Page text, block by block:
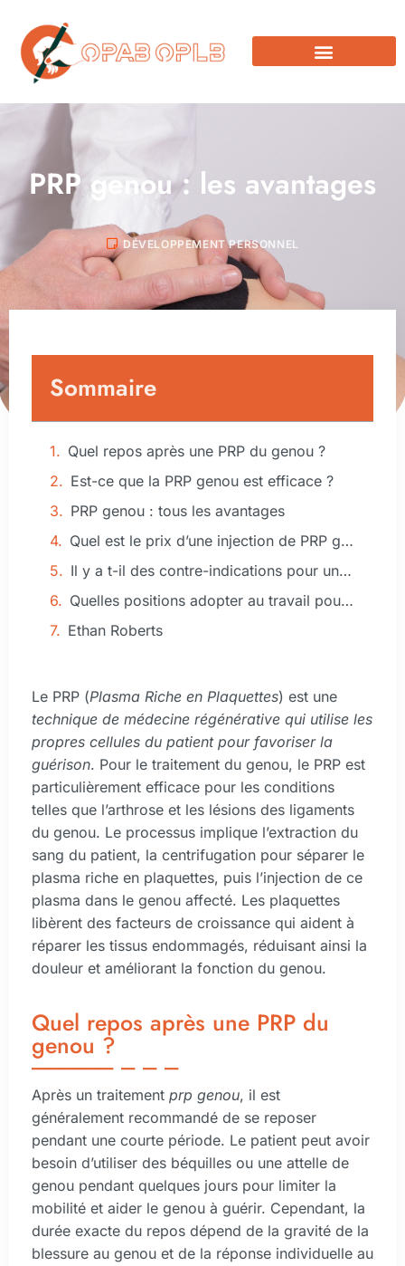
PRP genou : les avantages
DÉVELOPPEMENT PERSONNEL
Sommaire
Quel repos après une PRP du genou ?
Est-ce que la PRP genou est efficace ?
PRP genou : tous les avantages
Quel est le prix d’une injection de PRP genou ?
Il y a t-il des contre-indications pour une PRP genou ?
Quelles positions adopter au travail pour éviter les douleurs ?
Ethan Roberts
Le PRP (Plasma Riche en Plaquettes) est une
technique de médecine régénérative qui utilise les
propres cellules du patient pour favoriser la
guérison. Pour le traitement du genou, le PRP est
particulièrement efficace pour les conditions
telles que l’arthrose et les lésions des ligaments
du genou. Le processus implique l’extraction du
sang du patient, la centrifugation pour séparer le
plasma riche en plaquettes, puis l’injection de ce
plasma dans le genou affecté. Les plaquettes
libèrent des facteurs de croissance qui aident à
réparer les tissus endommagés, réduisant ainsi la
douleur et améliorant la fonction du genou.
Quel repos après une PRP du
genou ?
Après un traitement prp genou, il est
généralement recommandé de se reposer
pendant une courte période. Le patient peut avoir
besoin d’utiliser des béquilles ou une attelle de
genou pendant quelques jours pour limiter la
mobilité et aider le genou à guérir. Cependant, la
durée exacte du repos dépend de la gravité de la
blessure au genou et de la réponse individuelle au